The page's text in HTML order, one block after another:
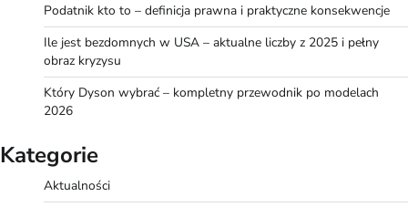
Podatnik kto to – definicja prawna i praktyczne konsekwencje
Ile jest bezdomnych w USA – aktualne liczby z 2025 i pełny
obraz kryzysu
Który Dyson wybrać – kompletny przewodnik po modelach
2026
Kategorie
Aktualności